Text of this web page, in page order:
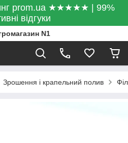
prom.ua ★★★★★ | 99%
відгуки
N1
Зрошення і крапельний полив